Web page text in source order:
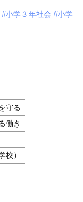
#小学３年社会 #小学
守る
働き
校）